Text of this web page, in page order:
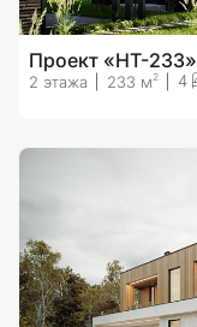
Проект «HT-233»
2 этажа 233 м2 4